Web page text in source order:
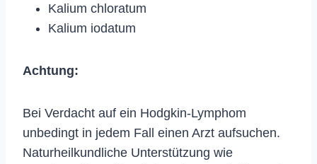
Kalium chloratum
Kalium iodatum
Achtung:
Bei Verdacht auf ein Hodgkin-Lymphom
unbedingt in jedem Fall einen Arzt aufsuchen.
Naturheilkundliche Unterstützung wie